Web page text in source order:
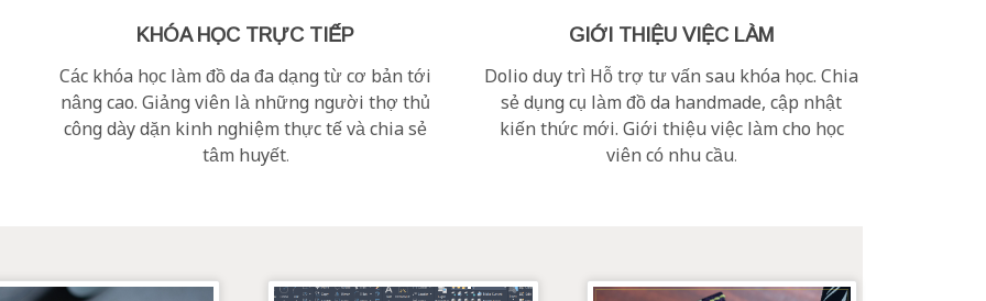
KHÓA HỌC TRỰC TIẾP
Các khóa học làm đồ da đa dạng từ cơ bản tới
nâng cao. Giảng viên là những người thợ thủ
công dày dặn kinh nghiệm thực tế và chia sẻ
tâm huyết.
GIỚI THIỆU VIỆC LÀM
Dolio duy trì Hỗ trợ tư vấn sau khóa học. Chia
sẻ dụng cụ làm đồ da handmade, cập nhật
kiến thức mới. Giới thiệu việc làm cho học
viên có nhu cầu.